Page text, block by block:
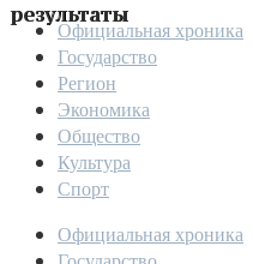
результаты
Официальная хроника
Государство
Регион
Экономика
Общество
Культура
Спорт
Официальная хроника